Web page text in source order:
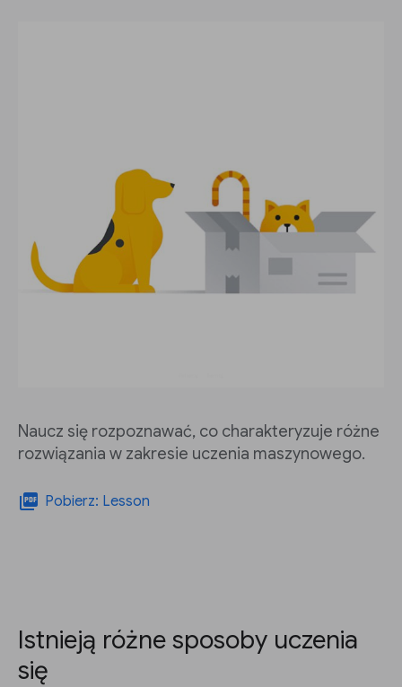
Naucz się rozpoznawać, co charakteryzuje różne
rozwiązania w zakresie uczenia maszynowego.
picture_as_pdf Pobierz: Lesson
Istnieją różne sposoby uczenia
się